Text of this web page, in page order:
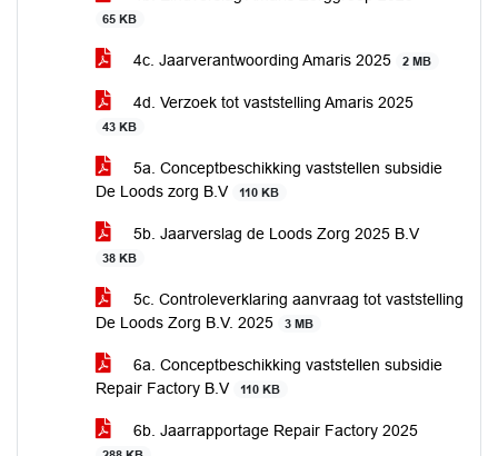
65 KB
4c. Jaarverantwoording Amaris 2025 2 MB
4d. Verzoek tot vaststelling Amaris 2025
43 KB
5a. Conceptbeschikking vaststellen subsidie
De Loods zorg B.V
110 KB
5b. Jaarverslag de Loods Zorg 2025 B.V
38 KB
5c. Controleverklaring aanvraag tot vaststelling
De Loods Zorg B.V. 2025
3 MB
6a. Conceptbeschikking vaststellen subsidie
Repair Factory B.V
110 KB
6b. Jaarrapportage Repair Factory 2025